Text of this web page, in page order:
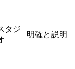
タジ
明確と説明